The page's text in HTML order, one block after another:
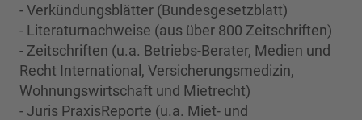
- Verkündungsblätter (Bundesgesetzblatt)
- Literaturnachweise (aus über 800 Zeitschriften)
- Zeitschriften (u.a. Betriebs-Berater, Medien und
Recht International, Versicherungsmedizin,
Wohnungswirtschaft und Mietrecht)
- Juris PraxisReporte (u.a. Miet- und